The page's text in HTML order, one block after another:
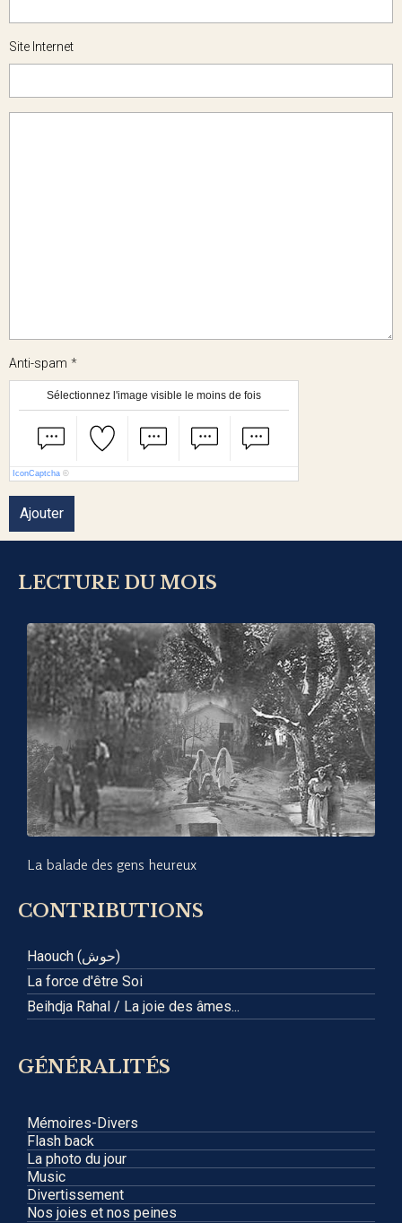
Site Internet
Anti-spam
Sélectionnez l'image visible le moins de fois
IconCaptcha ©
Ajouter
LECTURE DU MOIS
La balade des gens heureux
CONTRIBUTIONS
Haouch (حوش)
La force d'être Soi
Beihdja Rahal / La joie des âmes...
GÉNÉRALITÉS
Mémoires-Divers
Flash back
La photo du jour
Music
Divertissement
Nos joies et nos peines